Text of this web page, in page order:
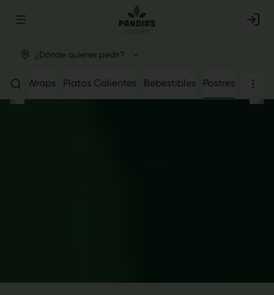
Abrir menu de navegación Login
¿Dónde quieres pedir?
Wraps Platos Calientes Bebestibles Postres